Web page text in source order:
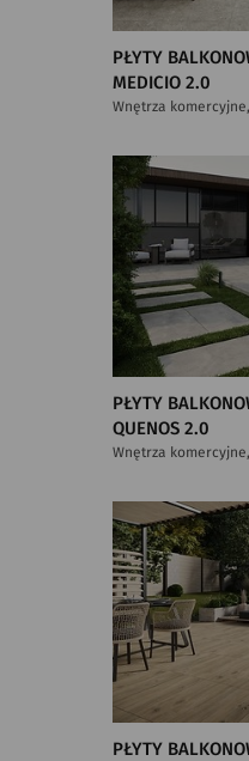
PŁYTY
MEDICIO 2.0
Wnętrza
PŁYTY
QUENOS 2.0
Wnętrza
PŁYTY